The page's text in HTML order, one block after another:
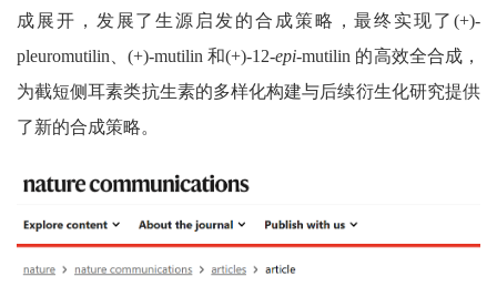
成展开，发展了生源启发的合成策略，最终实现了 (+)-
pleuromutilin 、(+)-mutilin和(+)-12-epi-mutilin 的高效全合成，
为截短侧耳素类抗生素的多样化构建与后续衍生化研究提供
了新的合成策略。